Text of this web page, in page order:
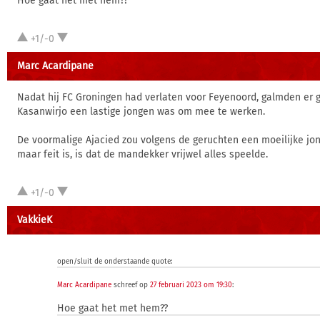
+1/-0
Marc Acardipane
Nadat hij FC Groningen had verlaten voor Feyenoord, galmden er
Kasanwirjo een lastige jongen was om mee te werken.
De voormalige Ajacied zou volgens de geruchten een moeilijke
maar feit is, is dat de mandekker vrijwel alles speelde.
+1/-0
VakkieK
open/sluit de onderstaande quote:
Marc Acardipane schreef op 27 februari 2023 om 19:30:
Hoe gaat het met hem??